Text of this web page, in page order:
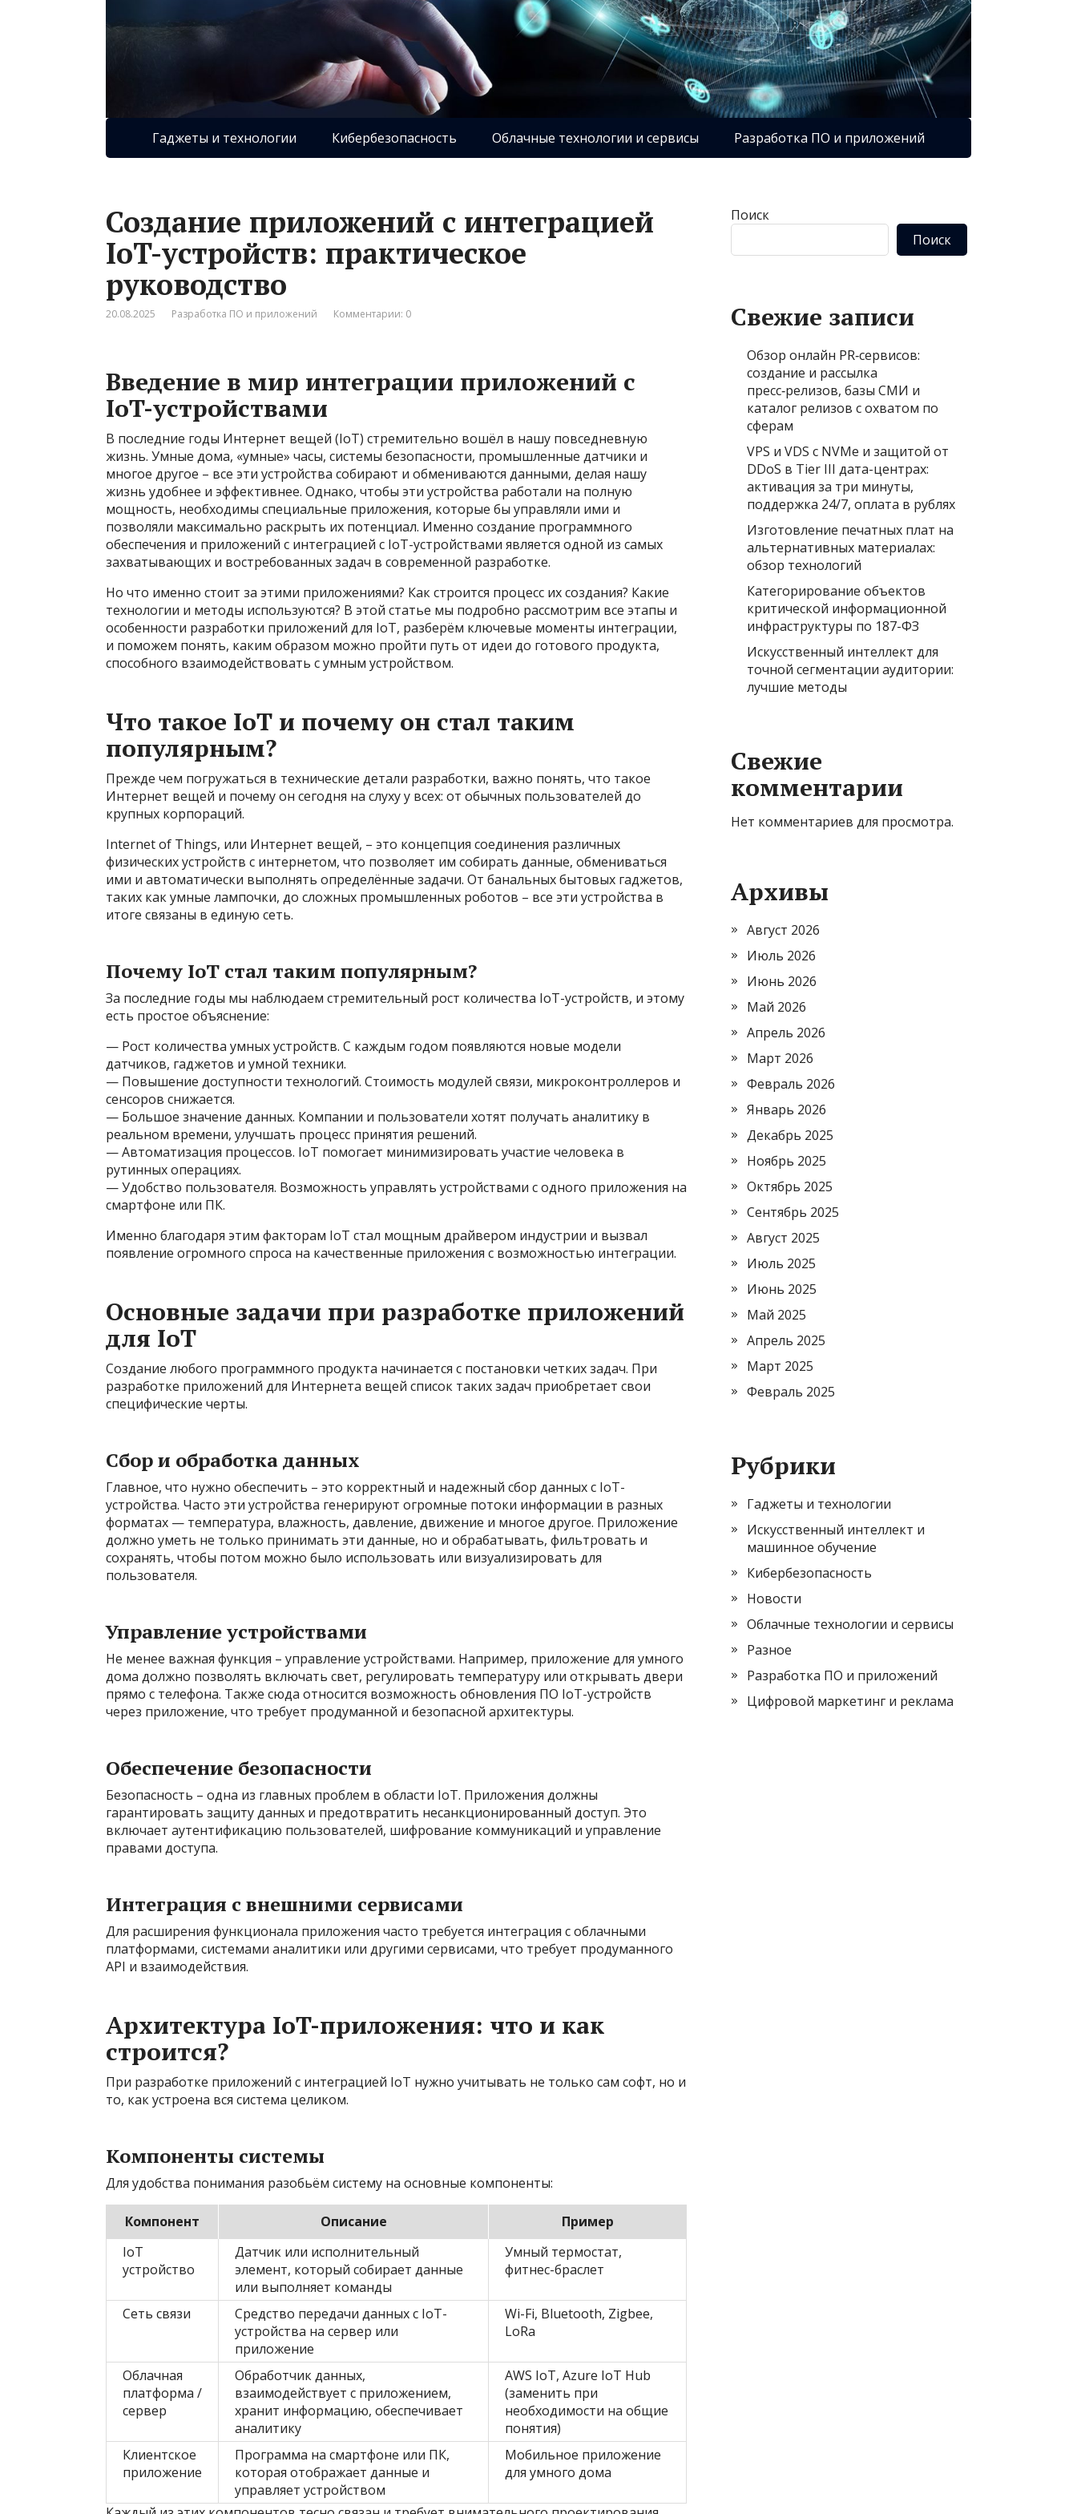
Гаджеты и технологии Кибербезопасность Облачные технологии и сервисы Разработка ПО и приложений
Создание приложений с интеграцией
IoT-устройств: практическое
руководство
20.08.2025 Разработка ПО и приложений Комментарии: 0
Введение в мир интеграции приложений с
IoT-устройствами
В последние годы Интернет вещей (IoT) стремительно вошёл в нашу повседневную
жизнь. Умные дома, «умные» часы, системы безопасности, промышленные датчики и
многое другое – все эти устройства собирают и обмениваются данными, делая нашу
жизнь удобнее и эффективнее. Однако, чтобы эти устройства работали на полную
мощность, необходимы специальные приложения, которые бы управляли ими и
позволяли максимально раскрыть их потенциал. Именно создание программного
обеспечения и приложений с интеграцией с IoT-устройствами является одной из самых
захватывающих и востребованных задач в современной разработке.
Но что именно стоит за этими приложениями? Как строится процесс их создания? Какие
технологии и методы используются? В этой статье мы подробно рассмотрим все этапы и
особенности разработки приложений для IoT, разберём ключевые моменты интеграции,
и поможем понять, каким образом можно пройти путь от идеи до готового продукта,
способного взаимодействовать с умным устройством.
Что такое IoT и почему он стал таким
популярным?
Прежде чем погружаться в технические детали разработки, важно понять, что такое
Интернет вещей и почему он сегодня на слуху у всех: от обычных пользователей до
крупных корпораций.
Internet of Things, или Интернет вещей, – это концепция соединения различных
физических устройств с интернетом, что позволяет им собирать данные, обмениваться
ими и автоматически выполнять определённые задачи. От банальных бытовых гаджетов,
таких как умные лампочки, до сложных промышленных роботов – все эти устройства в
итоге связаны в единую сеть.
Почему IoT стал таким популярным?
За последние годы мы наблюдаем стремительный рост количества IoT-устройств, и этому
есть простое объяснение:
— Рост количества умных устройств. С каждым годом появляются новые модели
датчиков, гаджетов и умной техники.
— Повышение доступности технологий. Стоимость модулей связи, микроконтроллеров и
сенсоров снижается.
— Большое значение данных. Компании и пользователи хотят получать аналитику в
реальном времени, улучшать процесс принятия решений.
— Автоматизация процессов. IoT помогает минимизировать участие человека в
рутинных операциях.
— Удобство пользователя. Возможность управлять устройствами с одного приложения на
смартфоне или ПК.
Именно благодаря этим факторам IoT стал мощным драйвером индустрии и вызвал
появление огромного спроса на качественные приложения с возможностью интеграции.
Основные задачи при разработке приложений
для IoT
Создание любого программного продукта начинается с постановки четких задач. При
разработке приложений для Интернета вещей список таких задач приобретает свои
специфические черты.
Сбор и обработка данных
Главное, что нужно обеспечить – это корректный и надежный сбор данных с IoT-
устройства. Часто эти устройства генерируют огромные потоки информации в разных
форматах — температура, влажность, давление, движение и многое другое. Приложение
должно уметь не только принимать эти данные, но и обрабатывать, фильтровать и
сохранять, чтобы потом можно было использовать или визуализировать для
пользователя.
Управление устройствами
Не менее важная функция – управление устройствами. Например, приложение для умного
дома должно позволять включать свет, регулировать температуру или открывать двери
прямо с телефона. Также сюда относится возможность обновления ПО IoT-устройств
через приложение, что требует продуманной и безопасной архитектуры.
Обеспечение безопасности
Безопасность – одна из главных проблем в области IoT. Приложения должны
гарантировать защиту данных и предотвратить несанкционированный доступ. Это
включает аутентификацию пользователей, шифрование коммуникаций и управление
правами доступа.
Интеграция с внешними сервисами
Для расширения функционала приложения часто требуется интеграция с облачными
платформами, системами аналитики или другими сервисами, что требует продуманного
API и взаимодействия.
Архитектура IoT-приложения: что и как
строится?
При разработке приложений с интеграцией IoT нужно учитывать не только сам софт, но и
то, как устроена вся система целиком.
Компоненты системы
Для удобства понимания разобьём систему на основные компоненты:
Компонент Описание
Пример
IoT
устройство
Датчик или исполнительный
элемент, который собирает данные
или выполняет команды
Умный термостат,
фитнес-браслет
Сеть связи
Средство передачи данных с IoT-
устройства на сервер или
приложение
Wi-Fi, Bluetooth, Zigbee,
LoRa
Облачная
платформа /
сервер
Обработчик данных,
взаимодействует с приложением,
хранит информацию, обеспечивает
аналитику
AWS IoT, Azure IoT Hub
(заменить при
необходимости на общие
понятия)
Клиентское
приложение
Программа на смартфоне или ПК,
которая отображает данные и
управляет устройством
Мобильное приложение
для умного дома
Поиск
Поиск
Свежие записи
Обзор онлайн PR‑сервисов:
создание и рассылка
пресс‑релизов, базы СМИ и
каталог релизов с охватом по
сферам
VPS и VDS с NVMe и защитой от
DDoS в Tier III дата-центрах:
активация за три минуты,
поддержка 24/7, оплата в рублях
Изготовление печатных плат на
альтернативных материалах:
обзор технологий
Категорирование объектов
критической информационной
инфраструктуры по 187-ФЗ
Искусственный интеллект для
точной сегментации аудитории:
лучшие методы
Свежие
комментарии
Нет комментариев для просмотра.
Архивы
Август 2026
Июль 2026
Июнь 2026
Май 2026
Апрель 2026
Март 2026
Февраль 2026
Январь 2026
Декабрь 2025
Ноябрь 2025
Октябрь 2025
Сентябрь 2025
Август 2025
Июль 2025
Июнь 2025
Май 2025
Апрель 2025
Март 2025
Февраль 2025
Рубрики
Гаджеты и технологии
Искусственный интеллект и
машинное обучение
Кибербезопасность
Новости
Облачные технологии и сервисы
Разное
Разработка ПО и приложений
Цифровой маркетинг и реклама